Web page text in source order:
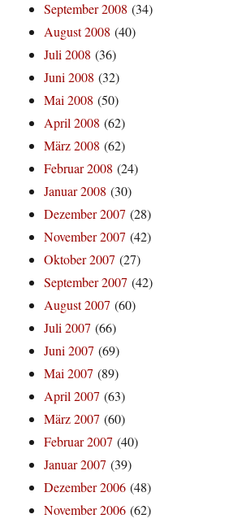
September 2008 (34)
August 2008 (40)
Juli 2008 (36)
Juni 2008 (32)
Mai 2008 (50)
April 2008 (62)
März 2008 (62)
Februar 2008 (24)
Januar 2008 (30)
Dezember 2007 (28)
November 2007 (42)
Oktober 2007 (27)
September 2007 (42)
August 2007 (60)
Juli 2007 (66)
Juni 2007 (69)
Mai 2007 (89)
April 2007 (63)
März 2007 (60)
Februar 2007 (40)
Januar 2007 (39)
Dezember 2006 (48)
November 2006 (62)